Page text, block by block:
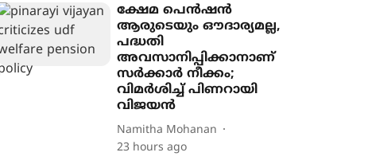
ക്ഷേമ പെൻഷൻ
ആരുടെയും ഔദാര്യമല്ല,
പദ്ധതി
അവസാനിപ്പിക്കാനാണ്
സർക്കാർ നീക്കം;
വിമർശിച്ച് പിണറായി
വിജയൻ
Namitha Mohanan
23 hours ago